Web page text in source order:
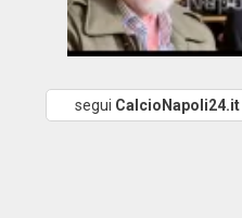
segui CalcioNapoli24.it